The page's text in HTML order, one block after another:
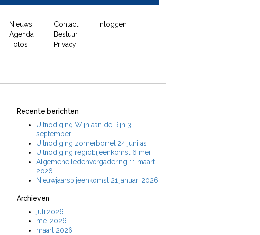
Nieuws
Agenda
Foto’s
Contact
Bestuur
Privacy
Inloggen
Recente berichten
Uitnodiging Wijn aan de Rijn 3
september
Uitnodiging zomerborrel 24 juni as
Uitnodiging regiobijeenkomst 6 mei
Algemene ledenvergadering 11 maart
2026
Nieuwjaarsbijeenkomst 21 januari 2026
Archieven
juli 2026
mei 2026
maart 2026